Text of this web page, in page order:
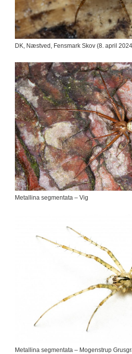
DK, Næstved, Fensmark Skov (8. april
Metallina segmentata – Vig
Metallina segmentata – Mogenstrup